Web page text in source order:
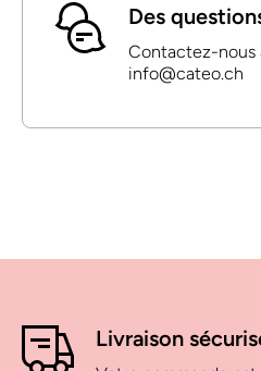
Des
Contactez-nous
info@cateo.ch
Livraison